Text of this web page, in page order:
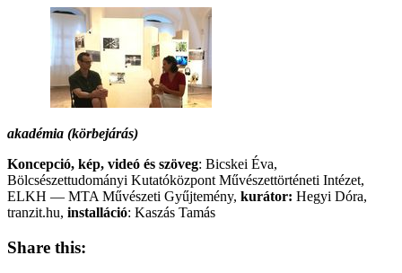
akadémia (körbejárás)
Koncepció, kép, videó és szöveg: Bicskei Éva,
Bölcsészettudományi Kutatóközpont Művészettörténeti Intézet,
ELKH ― MTA Művészeti Gyűjtemény, kurátor: Hegyi Dóra,
tranzit.hu, installáció: Kaszás Tamás
Share this: